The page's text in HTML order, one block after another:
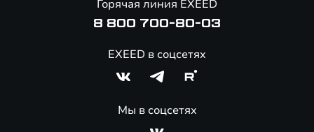
Специальные предложения
Горячая линия EXEED
8 800 700-80-03
EXEED в соцсетях
Мы в соцсетях